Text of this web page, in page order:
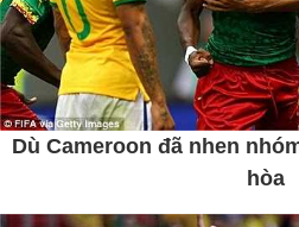
Dù Cameroon đã nhen
hòa